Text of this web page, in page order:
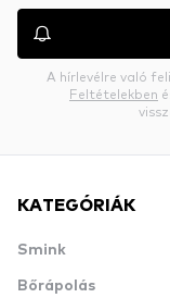
A hírlevélre való
Feltételekben
KATEGÓRIÁK
Smink
Bőrápolás